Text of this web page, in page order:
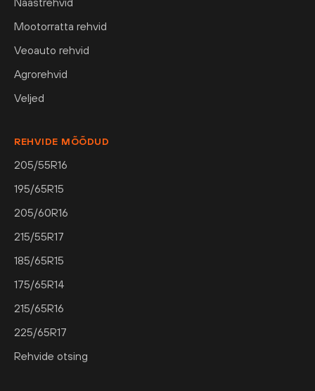
Mootorratta rehvid
Veoauto rehvid
Agrorehvid
Veljed
REHVIDE MÕÕDUD
205/55R16
195/65R15
205/60R16
215/55R17
185/65R15
175/65R14
215/65R16
225/65R17
Rehvide otsing